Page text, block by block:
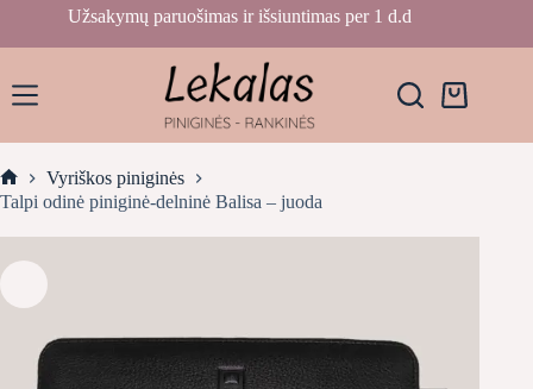
content
Užsakymų paruošimas ir išsiuntimas per 1 d.d
Krepšelis
Home
Vyriškos piniginės
Talpi odinė piniginė-delninė Balisa – juoda